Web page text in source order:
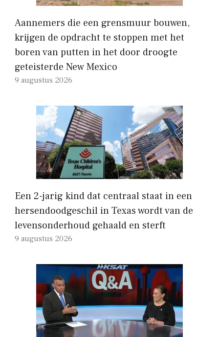
Aannemers die een grensmuur bouwen,
krijgen de opdracht te stoppen met het
boren van putten in het door droogte
geteisterde New Mexico
9 augustus 2026
Een 2-jarig kind dat centraal staat in een
hersendoodgeschil in Texas wordt van de
levensonderhoud gehaald en sterft
9 augustus 2026